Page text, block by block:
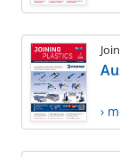
›